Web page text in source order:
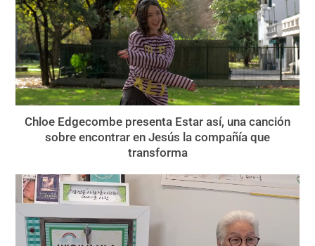
Chloe Edgecombe presenta Estar así, una canción
sobre encontrar en Jesús la compañía que
transforma